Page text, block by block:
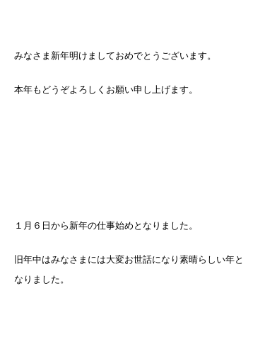
みなさま新年明けましておめでとうございます。
本年もどうぞよろしくお願い申し上げます。
１月６日から新年の仕事始めとなりました。
旧年中はみなさまには大変お世話になり素晴らしい年と
なりました。